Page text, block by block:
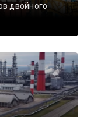
двойного